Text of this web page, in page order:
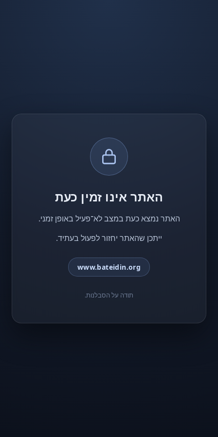
האתר אינו זמין כעת
האתר נמצא כעת במצב לא־פעיל באופן זמני.
ייתכן שהאתר יחזור לפעול בעתיד.
www.bateidin.org
תודה על הסבלנות.